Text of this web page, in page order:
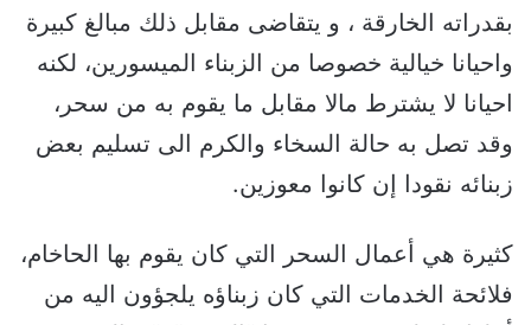
بقدراته الخارقة ، و يتقاضى مقابل ذلك مبالغ كبيرة
واحيانا خيالية خصوصا من الزبناء الميسورين، لكنه
احيانا لا يشترط مالا مقابل ما يقوم به من سحر،
وقد تصل به حالة السخاء والكرم الى تسليم بعض
زبنائه نقودا إن كانوا معوزين.
كثيرة هي أعمال السحر التي كان يقوم بها الحاخام،
فلائحة الخدمات التي كان زبناؤه يلجؤون اليه من